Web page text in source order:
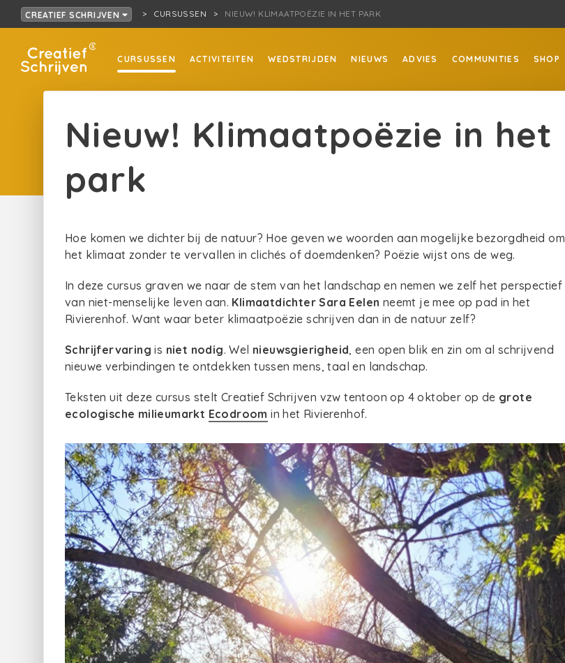
CREATIEF SCHRIJVEN CURSUSSEN NIEUW! KLIMAATPOËZIE IN HET PARK
CURSUSSEN ACTIVITEITEN WEDSTRIJDEN NIEUWS ADVIES COMMUNITIES SHOP
Nieuw! Klimaatpoëzie in het
park
Hoe komen we dichter bij de natuur? Hoe geven we woorden aan mogelijke bezorgdheid om
het klimaat zonder te vervallen in clichés of doemdenken? Poëzie wijst ons de weg.
In deze cursus graven we naar de stem van het landschap en nemen we zelf het perspectief
van niet-menselijke leven aan. Klimaatdichter Sara Eelen neemt je mee op pad in het
Rivierenhof. Want waar beter klimaatpoëzie schrijven dan in de natuur zelf?
Schrijfervaringis niet nodig. Wel nieuwsgierigheid, een open blik en zin om al schrijvend
nieuwe verbindingen te ontdekken tussen mens, taal en landschap.
Teksten uit deze cursus stelt Creatief Schrijven vzw tentoon op 4 oktober op de grote
ecologische milieumarkt Ecodroom in het Rivierenhof.